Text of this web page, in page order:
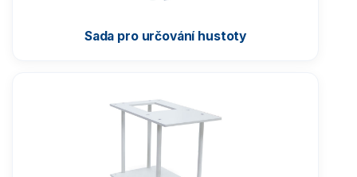
Sada pro určování hustoty